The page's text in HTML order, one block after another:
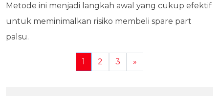
Metode ini menjadi langkah awal yang cukup efektif
untuk meminimalkan risiko membeli spare part
palsu.
1 2 3 »